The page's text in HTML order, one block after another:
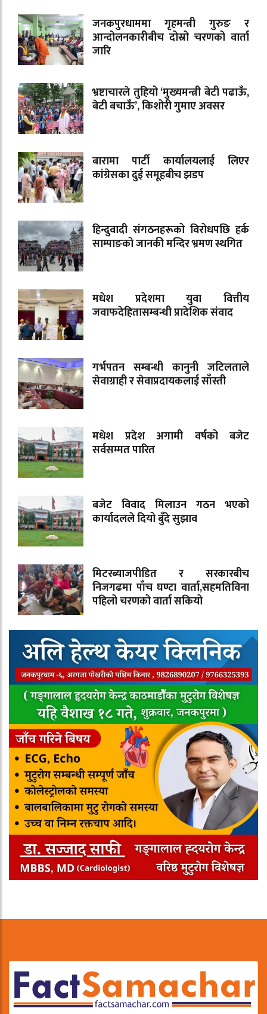
जनकपुरधाममा गृहमन्त्री गुरुङ र
आन्दोलनकारीबीच दोस्रो चरणको वार्ता
जारि
भ्रष्टाचारले तुहियो ‘मुख्यमन्त्री बेटी पढाऊँ,
बेटी बचाऊँ’, किशोरी गुमाए अवसर
बारामा पार्टी कार्यालयलाई लिएर
कांग्रेसका दुई समूहबीच झडप
हिन्दुवादी संगठनहरूको विरोधपछि हर्क
साम्पाङको जानकी मन्दिर भ्रमण स्थगित
मधेश प्रदेशमा युवा वित्तीय
जवाफदेहितासम्बन्धी प्रादेशिक संवाद
गर्भपतन सम्बन्धी कानुनी जटिलताले
सेवाग्राही र सेवाप्रदायकलाई साँस्ती
मधेश प्रदेश अगामी वर्षको बजेट
सर्वसम्मत पारित
बजेट विवाद मिलाउन गठन भएको
कार्यादलले दियो बुँदे सुझाव
मिटरब्याजपीडित र सरकारबीच
निजगढमा पाँच घण्टा वार्ता,सहमतिविना
पहिलो चरणको वार्ता सकियो